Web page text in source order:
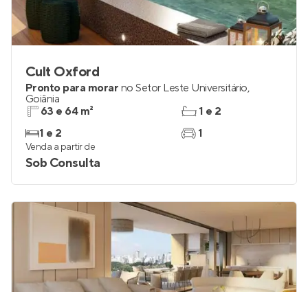
Cult Oxford
Pronto para morar no Setor Leste Universitário,
Goiânia
63 e 64 m²
1 e 2
1 e 2
1
Venda a partir de
Sob Consulta